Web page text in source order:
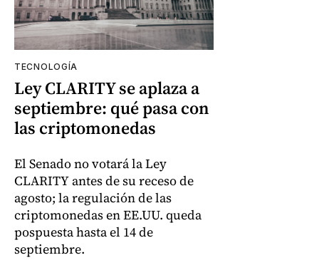
TECNOLOGÍA
Ley CLARITY se aplaza a
septiembre: qué pasa con
las criptomonedas
El Senado no votará la Ley
CLARITY antes de su receso de
agosto; la regulación de las
criptomonedas en EE.UU. queda
pospuesta hasta el 14 de
septiembre.